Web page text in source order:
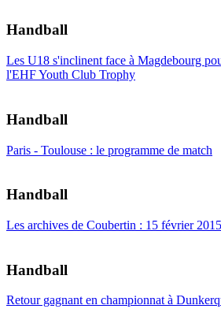
Handball
Les U18 s'inclinent face à Magdebourg
l'EHF Youth Club Trophy
Handball
Paris - Toulouse : le programme de match
Handball
Les archives de Coubertin : 15 février
Handball
Retour gagnant en championnat à